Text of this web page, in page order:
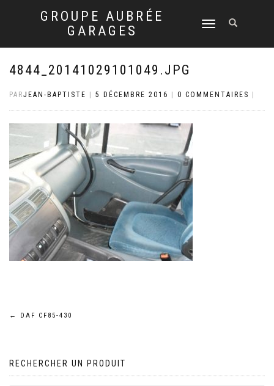
GROUPE AUBRÉE
GARAGES
DÉPLIER
NAVIGATION
4844_20141029101049.JPG
PARJEAN-BAPTISTE 5 DÉCEMBRE 2016 0 COMMENTAIRES
Navigation
l’article
← DAF CF85-430
RECHERCHER UN PRODUIT